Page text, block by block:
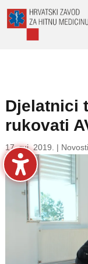
Djelatnici
rukovati
17. ruj. 2019. | Novosti